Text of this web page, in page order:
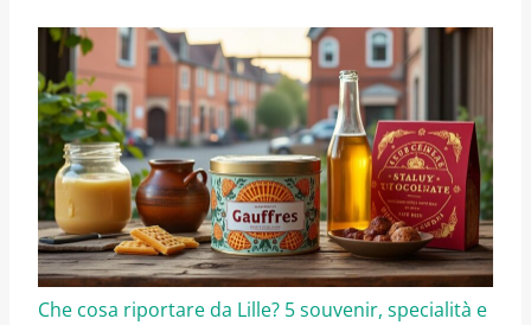
Che cosa riportare da Lille? 5 souvenir, specialità e